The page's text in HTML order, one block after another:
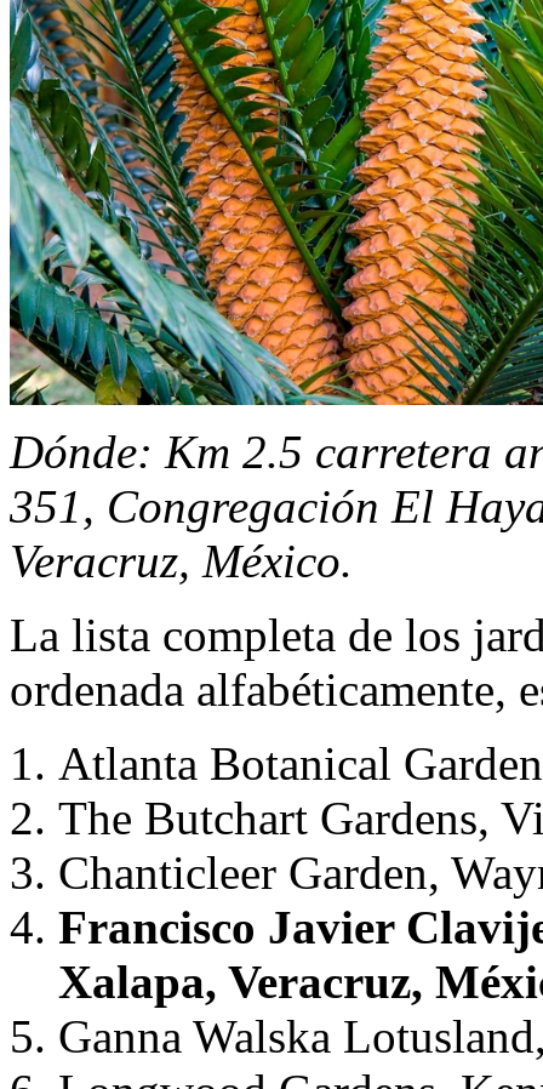
Dónde: Km 2.5 carretera
351, Congregación El
Veracruz, México.
La lista completa de los
ordenada alfabéticamente,
Atlanta Botanical
The Butchart Gardens,
Chanticleer Garden,
Francisco Javier
Xalapa, Veracruz,
Ganna Walska